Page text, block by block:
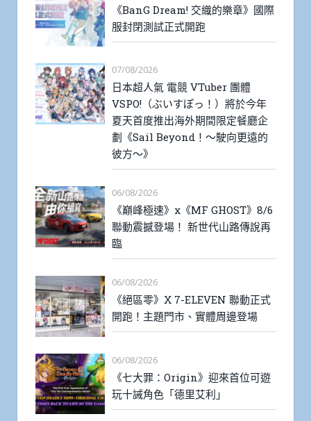
《BanG Dream! 交織的樂章》國際
服封閉測試正式開跑
07/08/2026
日本超人氣 電競 VTuber 團體
VSPO!（ぶいすぽっ！）將於今年
夏天首度推出海外期間限定餐廳企
劃《Sail Beyond！～駛向更遠的
彼方～》
06/08/2026
《巔峰極速》x《MF GHOST》8/6
聯動震撼登場！ 新世代山路傳說再
臨
06/08/2026
《絕區零》X 7-ELEVEN 聯動正式
開跑！主題門市、實體周邊登場
06/08/2026
《七大罪：Origin》迎來首位可遊
玩十誡角色「德里艾利」